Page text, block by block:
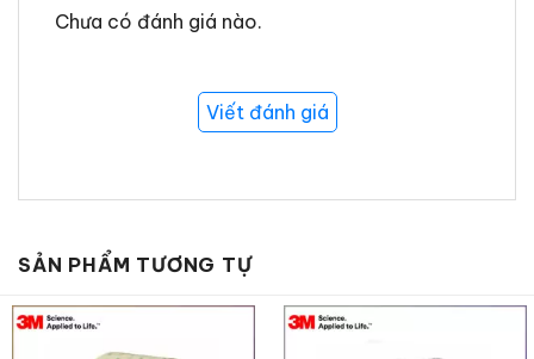
Bảo vệ bề mặt khỏi hóa chất
Lớp nền nhôm dày 75µm
quả trong các ứng dụng làm nóng và
Chưa có đánh giá nào.
Viết đánh giá
SẢN PHẨM TƯƠNG TỰ